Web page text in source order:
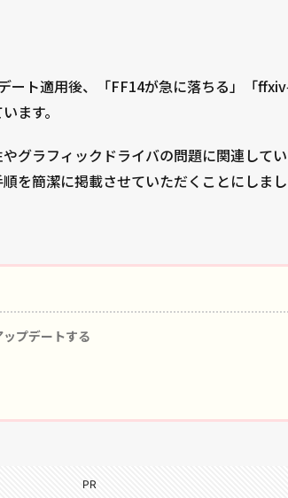
ート適用後、「FF14が急に落ちる」「
ます。
グラフィックドライバの問題に関連して
を簡潔に掲載させていただくことにしまし
プデートする
PR